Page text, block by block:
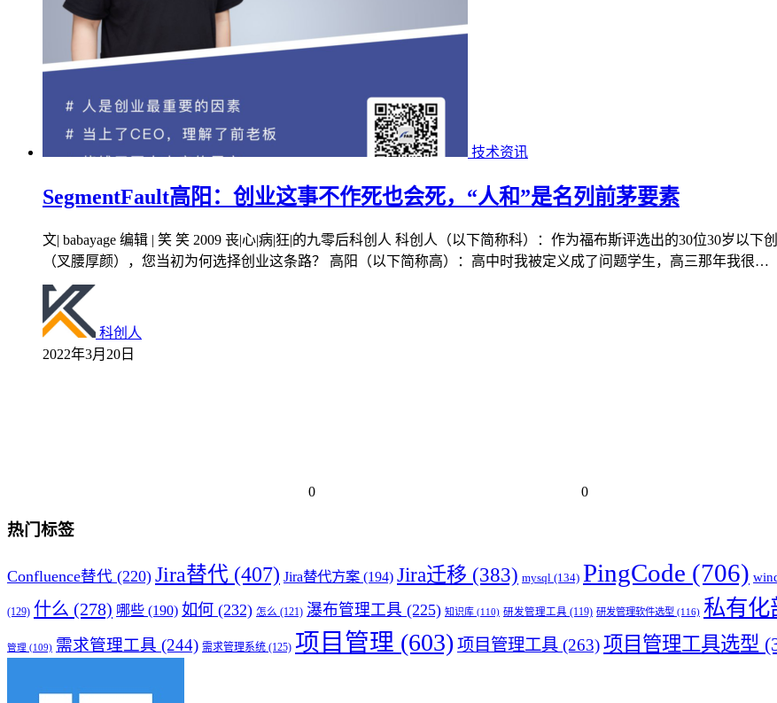
技术资讯
SegmentFault高阳：创业这事不作死也会死，“人和”是名列前茅要素
文| babayage 编辑 | 笑 笑 2009 丧|心|病|狂|的九零后科创人 科创人（以下简称科）：作为福布斯评选出的30位30岁以
（叉腰厚颜），您当初为何选择创业这条路？ 高阳（以下简称高）：高中时我被定义成了问题学生，高三那年我很…
科创人
2022年3月20日
0 0
热门标签
Confluence替代 (220) Jira替代 (407) Jira替代方案 (194) Jira迁移 (383) mysql (134) PingCode (706)
(129) 什么 (278) 哪些 (190) 如何 (232) 怎么 (121) 瀑布管理工具 (225) 知识库 (110) 研发管理工具 (119) 研发管理软件选型 (116) 私有化
管理 (109) 需求管理工具 (244) 需求管理系统 (125) 项目管理 (603) 项目管理工具 (263)项目管理工具选型